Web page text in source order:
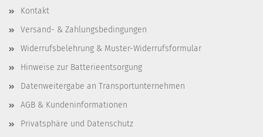
Kontakt
Versand- & Zahlungsbedingungen
Widerrufsbelehrung & Muster-Widerrufsformular
Hinweise zur Batterieentsorgung
Datenweitergabe an Transportunternehmen
AGB & Kundeninformationen
Privatsphäre und Datenschutz